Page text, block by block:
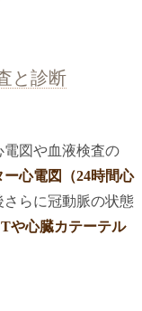
と診断
電図や血液検査の
心電図（24時間心
らに冠動脈の状態
や心臓カテーテル